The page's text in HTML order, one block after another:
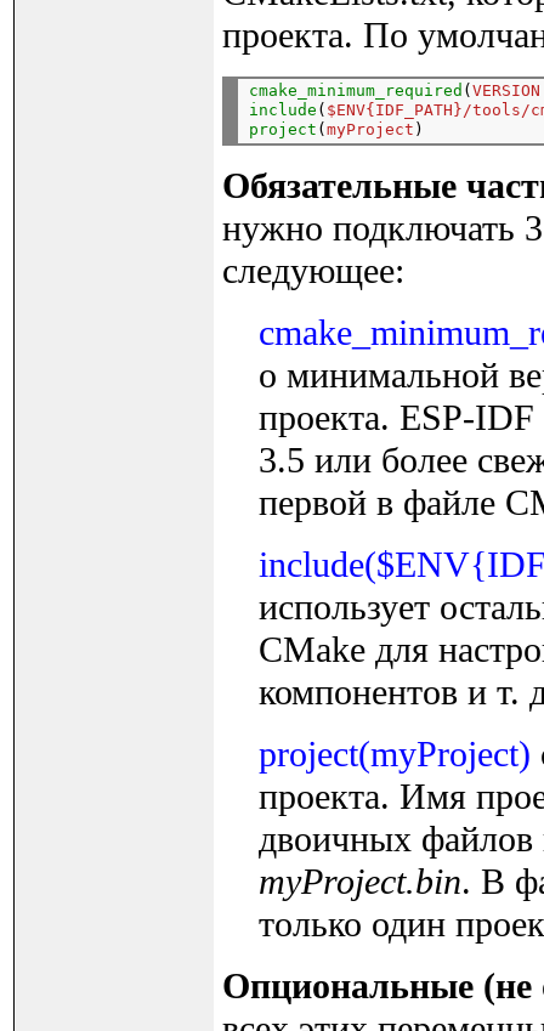
проекта. По
cmake_minimum_required (VERSION
include ( $ENV{IDF_PATH}/tools/
project (myProject
Обязательные
нужно подключать
следующее:
о минимальной
проекта. ESP-IDF
3.5 или более
первой в файле
использует
CMake для
компонентов и т.
project(myProject)
проекта. Имя
двоичных
myProject.bin. В
только один
Опциональные (не